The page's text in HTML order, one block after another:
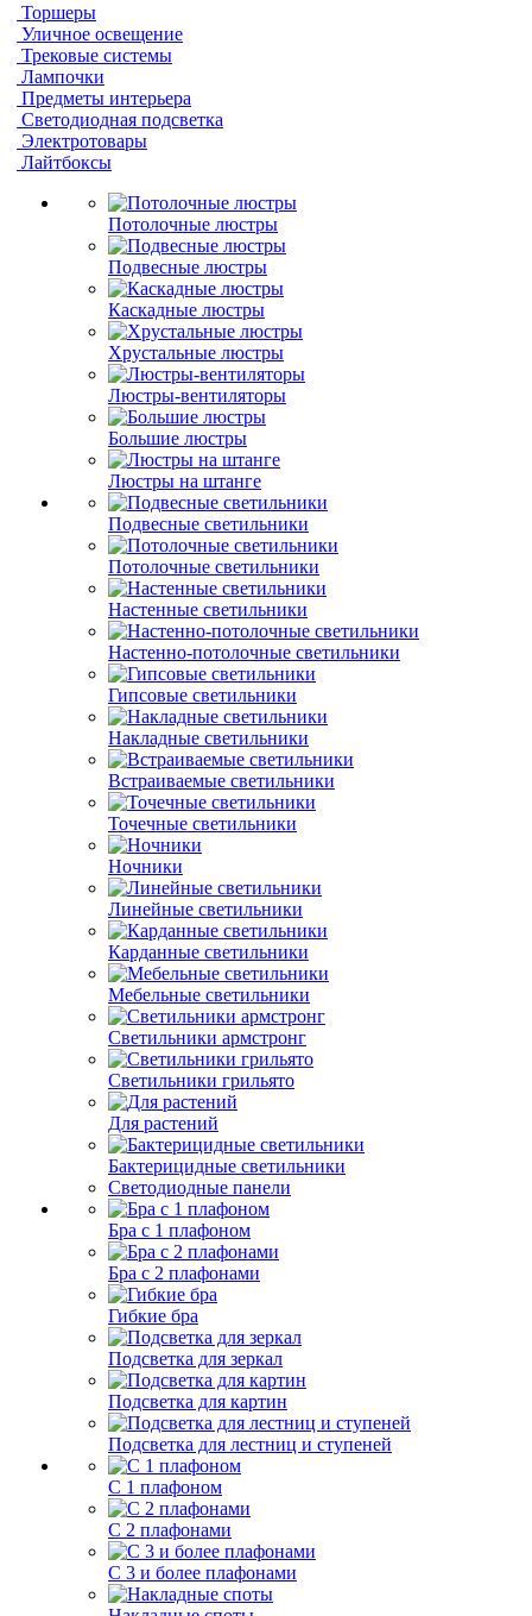
Торшеры
Уличное освещение
Трековые системы
Лампочки
Предметы интерьера
Светодиодная подсветка
Электротовары
Лайтбоксы
Потолочные люстры
Подвесные люстры
Каскадные люстры
Хрустальные люстры
Люстры-вентиляторы
Большие люстры
Люстры на штанге
Подвесные светильники
Потолочные светильники
Настенные светильники
Настенно-потолочные светильники
Гипсовые светильники
Накладные светильники
Встраиваемые светильники
Точечные светильники
Ночники
Линейные светильники
Карданные светильники
Мебельные светильники
Светильники армстронг
Светильники грильято
Для растений
Бактерицидные светильники
Светодиодные панели
Бра с 1 плафоном
Бра с 2 плафонами
Гибкие бра
Подсветка для зеркал
Подсветка для картин
Подсветка для лестниц и ступеней
С 1 плафоном
С 2 плафонами
С 3 и более плафонами